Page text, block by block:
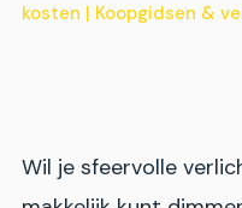
kosten | Koopgidsen &
Wil je sfeervolle